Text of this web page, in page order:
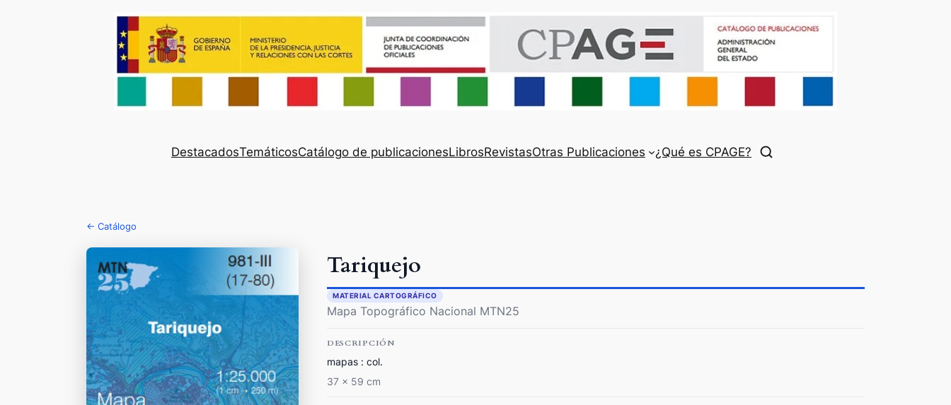
DestacadosTemáticosCatálogo de publicacionesLibrosRevistasOtras Publicaciones ¿Qué es CPAGE?
← Catálogo
Tariquejo
MATERIAL CARTOGRÁFICO
Mapa Topográfico Nacional MTN25
DESCRIPCIÓN
mapas : col.
37 x 59 cm